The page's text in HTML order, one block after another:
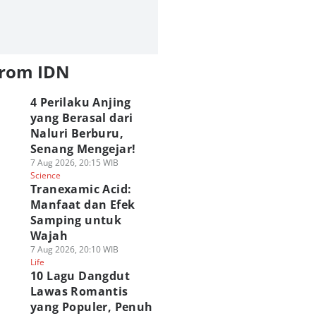
IDN
4 Perilaku Anjing
yang Berasal dari
Naluri Berburu,
Senang Mengejar!
7 Aug 2026, 20:15 WIB
Science
Tranexamic Acid:
Manfaat dan Efek
Samping untuk
Wajah
7 Aug 2026, 20:10 WIB
Life
10 Lagu Dangdut
Lawas Romantis
yang Populer, Penuh